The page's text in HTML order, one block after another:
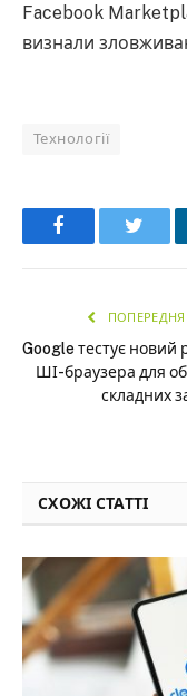
Facebook
визнали
Технології
Facebook
ПОПЕРЕДНЯ
Google тестує новий
ШІ-браузера для
складних
СХОЖІ СТАТТІ